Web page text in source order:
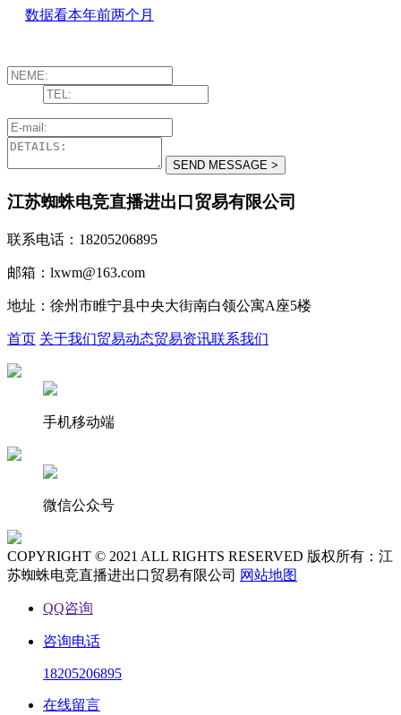
数据看本年前两个月
江苏蜘蛛电竞直播进出口贸易有限公司
联系电话：18205206895
邮箱：lxwm@163.com
地址：徐州市睢宁县中央大街南白领公寓A座5楼
首页 关于我们贸易动态贸易资讯联系我们
手机移动端
微信公众号
COPYRIGHT © 2021 ALL RIGHTS RESERVED 版权所有：江
苏蜘蛛电竞直播进出口贸易有限公司 网站地图
QQ咨询
咨询电话
18205206895
在线留言